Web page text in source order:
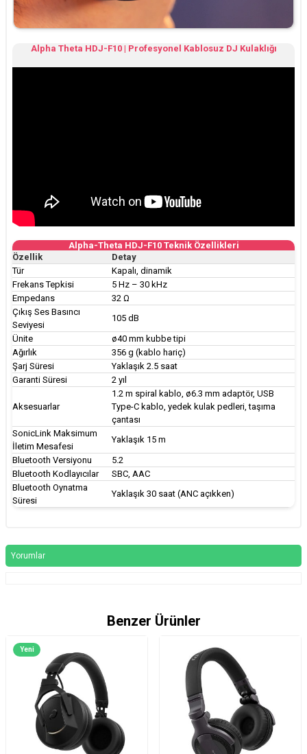
Alpha Theta HDJ-F10 | Profesyonel Kablosuz DJ Kulaklığı
Alpha-Theta HDJ-F10 Teknik Özellikleri
Özellik
Detay
Tür
Kapalı, dinamik
Frekans Tepkisi
5 Hz – 30 kHz
Empedans
32 Ω
Çıkış Ses Basıncı
Seviyesi
105 dB
Ünite
ø40 mm kubbe tipi
Ağırlık
356 g (kablo hariç)
Şarj Süresi
Yaklaşık 2.5 saat
Garanti Süresi
2 yıl
Aksesuarlar
1.2 m spiral kablo, ø6.3 mm adaptör, USB
Type-C kablo, yedek kulak pedleri, taşıma
çantası
SonicLink Maksimum
İletim Mesafesi
Yaklaşık 15 m
Bluetooth Versiyonu
5.2
Bluetooth Kodlayıcılar
SBC, AAC
Bluetooth Oynatma
Süresi
Yaklaşık 30 saat (ANC açıkken)
Yorumlar
Benzer Ürünler
Yeni